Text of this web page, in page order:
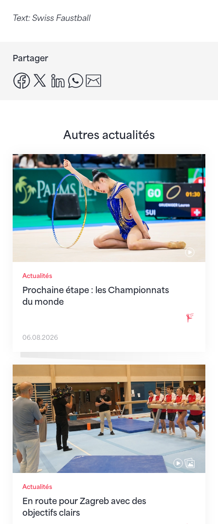
Text: Swiss Faustball
Partager
facebook
x linkedinwhatsapp
Autres actualités
Actualités
Prochaine étape : les Championnats
du monde
Prochaine étape : les Championnats du monde
06.08.2026
Actualités
En route pour Zagreb avec des
objectifs clairs
En route pour Zagreb avec des objectifs clairs